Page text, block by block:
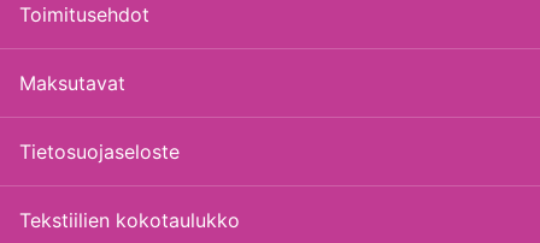
Toimitusehdot
Maksutavat
Tietosuojaseloste
Tekstiilien kokotaulukko